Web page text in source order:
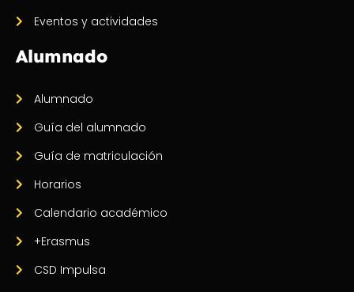
Eventos y actividades
Alumnado
Alumnado
Guía del alumnado
Guía de matriculación
Horarios
Calendario académico
+Erasmus
CSD Impulsa